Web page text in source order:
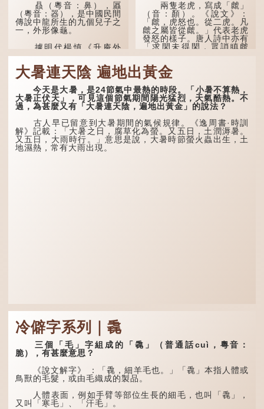
贔（粵音：鼻），屭
（粵音：器），是中國民間
傳說中龍所生的九個兒子之
一，外形像龜。
據明代楊慎《升庵外
集》記載，龍生九子的次序
排列為：贔屭、螭吻、蒲
牢、狴犴、饕餮、蚣蝮、睚
眥、狻猊、椒圖（此為其中
一種說法）。
龍九子外形與能力各有
不同，其中，贔屭原形像
龜，因為能負重，多作為碑
座，有「碑下龜...
兩隻老虎，寫成「虤」
（音：顏）。《說文》：
「虤，虎怒也。從二虎。凡
虤之屬皆從虤。」代表老虎
發怒的樣子。唐人詩中亦有
「求閑未得閑，眾誚瞋虤
虤」之句，意思是眾人的譏
諷讓人怒目而視。
兩隻豬，則為「豩」
（音：賓）。甲骨文從二
「豕」，象豬相追逐的樣
子。《同文備考》另有一說
「豩，豕亂群。」意指一
群...
大暑連天陰 遍地出黃金
今天是大暑，是24節氣中最熱的時段。「小暑不算熱，
大暑正伏天」，可見這個節氣期間陽光猛烈，天氣酷熱。不
過，為甚麼又有「大暑連天陰，遍地出黃金」的說法？
古人早已留意到大暑期間的氣候規律。《逸周書·時訓
解》記載：「大暑之日，腐草化為螢。又五日，土潤溽暑。
又五日，大雨時行。」意思是說，大暑時節螢火蟲出生，土
地濕熱，常有大雨出現。
冷僻字系列｜毳
三個「毛」字組成的「毳」（普通話cuì，粵音：
脆），有甚麼意思？
《說文解字》 ：「毳，細羊毛也。」「毳」本指人體或
鳥獸的毛髮，或由毛織成的製品。
人體表面，例如手臂等部位生長的細毛，也叫「毳」，
又叫「寒毛」、「汗毛」。